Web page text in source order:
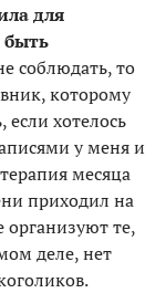
для
соблюдать, то
которому
хотелось
у меня и
месяца
приходил на
те,
деле, нет